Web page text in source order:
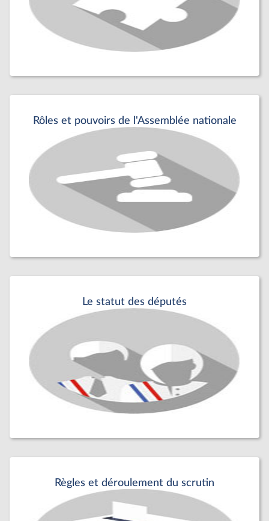
Rôles et pouvoirs de l'Assemblée nationale
Le statut des députés
Règles et déroulement du scrutin